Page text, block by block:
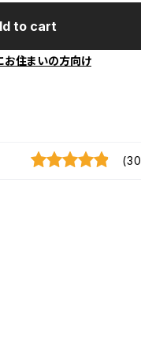
to cart
お住まいの方向け